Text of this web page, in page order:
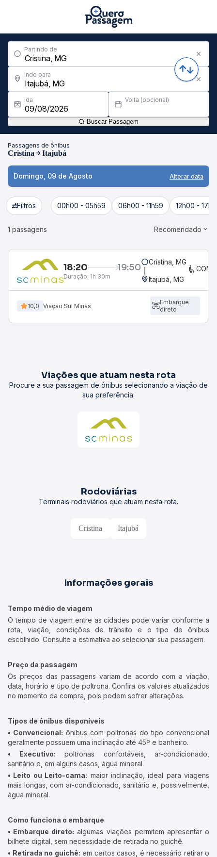
Partindo de
Indo para
Ida Volta (opcional)
Buscar Passagem
Passagens de ônibus
Cristina Itajubá
Domingo, 09 de Agosto Alterar data
Filtros 00h00 - 05h59 06h00 - 11h59 12h00 -
1 passagens Recomendado
18:20 19:50
Duração: 1h 30m
Cristina, MG
Itajubá, MG
10,0 Viação Sul Minas
Embarque
direto
Viações que atuam nesta rota
Procure a sua passagem de ônibus selecionando a viação de
sua preferência.
Rodoviárias
Terminais rodoviários que atuam nesta rota.
Cristina Itajubá
Informações gerais
Tempo médio de viagem
O tempo de viagem entre as cidades pode variar conforme a
rota, viação, condições de trânsito e o tipo de ônibus
escolhido. Consulte a estimativa ao selecionar sua passagem.
Preço da passagem
Os preços das passagens variam de acordo com a viação,
data, horário e tipo de poltrona. Confira os valores atualizados
no momento da compra, pois podem sofrer alterações.
Tipos de ônibus disponíveis
• Convencional: ônibus com poltronas do tipo convencional
geralmente possuem uma inclinação até 45º e banheiro.
• Executivo: poltronas confortáveis, ar-condicionado,
sanitário e, em alguns casos, água mineral.
• Leito ou Leito-cama: maior inclinação, ideal para viagens
mais longas, com ar-condicionado, sanitário e, possivelmente,
água mineral.
Como funciona o embarque
• Embarque direto: algumas viações permitem apresentar o
bilhete digital, sem necessidade de retirada no guichê.
• Retirada no guichê: em certos casos, é necessário retirar o